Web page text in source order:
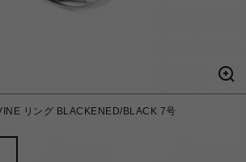
リング BLACKENED/BLACK 7号